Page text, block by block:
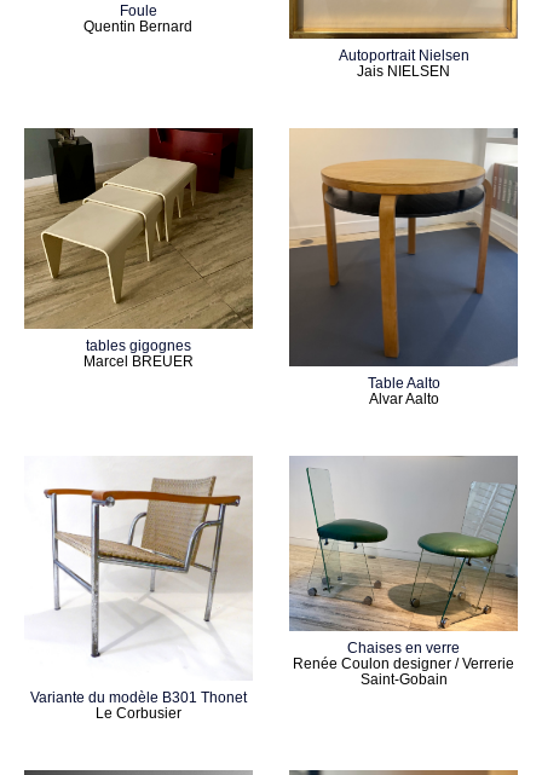
Foule
Quentin Bernard
Autoportrait Nielsen
Jais NIELSEN
tables gigognes
Marcel BREUER
Table Aalto
Alvar Aalto
Variante du modèle B301 Thonet
Le Corbusier
Chaises en verre
Renée Coulon designer / Verrerie
Saint-Gobain